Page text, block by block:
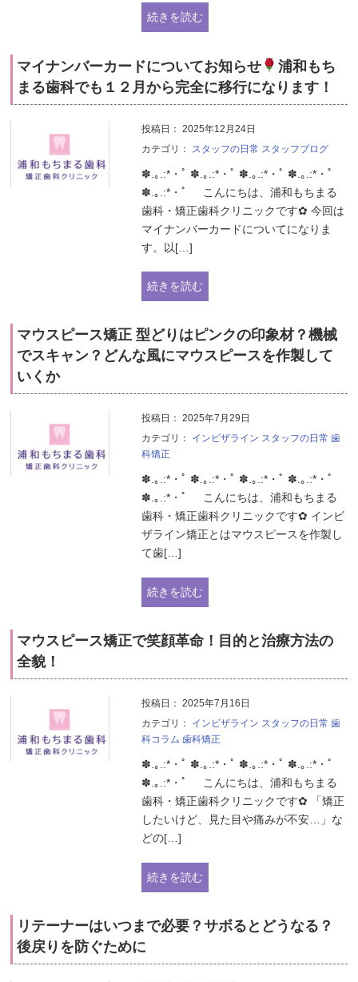
続きを読む
マイナンバーカードについてお知らせ
浦和もち
まる歯科でも１２月から完全に移行になります！
投稿日： 2025年12月24日
カテゴリ：
スタッフの日常 スタッフブログ
✽.｡.:*・ﾟ ✽.｡.:*・ﾟ ✽.｡.:*・ﾟ ✽.｡.:*・ﾟ
✽.｡.:*・ﾟ こんにちは、浦和もちまる
歯科・矯正歯科クリニックです✿ 今回は
マイナンバーカードについてになりま
す。以[…]
続きを読む
マウスピース矯正 型どりはピンクの印象材？機械
でスキャン？どんな風にマウスピースを作製して
いくか
投稿日： 2025年7月29日
カテゴリ： インビザライン スタッフの日常 歯
科矯正
✽.｡.:*・ﾟ ✽.｡.:*・ﾟ ✽.｡.:*・ﾟ ✽.｡.:*・ﾟ
✽.｡.:*・ﾟ こんにちは、浦和もちまる
歯科・矯正歯科クリニックです✿ インビ
ザライン矯正とはマウスピースを作製し
て歯[…]
続きを読む
マウスピース矯正で笑顔革命！目的と治療方法の
全貌！
投稿日： 2025年7月16日
カテゴリ： インビザライン スタッフの日常 歯
科コラム 歯科矯正
✽.｡.:*・ﾟ ✽.｡.:*・ﾟ ✽.｡.:*・ﾟ ✽.｡.:*・ﾟ
✽.｡.:*・ﾟ こんにちは、浦和もちまる
歯科・矯正歯科クリニックです✿ 「矯正
したいけど、見た目や痛みが不安…」な
どの[…]
続きを読む
リテーナーはいつまで必要？サボるとどうなる？
後戻りを防ぐために